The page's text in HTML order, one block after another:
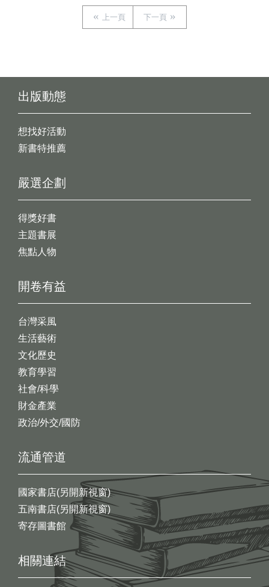
上一頁 下一頁
出版動態
想找好活動
新書特推薦
開卷有益
台灣采風
生活藝術
文化歷史
教育學習
社會/科學
財金產業
政治/外交/國防
嚴選企劃
得獎好書
主題書展
焦點人物
流通管道
國家書店(另開新視窗)
五南書店(另開新視窗)
寄存圖書館
相關連結